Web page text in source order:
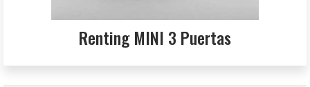
Renting MINI 3 Puertas